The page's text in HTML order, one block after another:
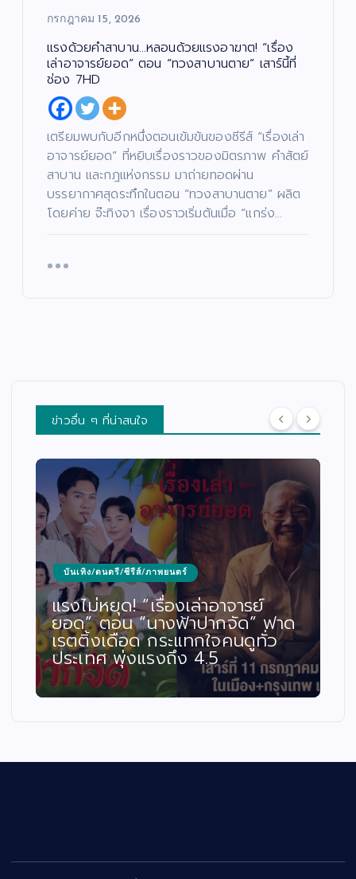
กรกฎาคม 15, 2026
แรงด้วยคำสาบาน…หลอนด้วยแรงอาฆาต! “เรื่อง
เล่าอาจารย์ยอด” ตอน “ทวงสาบานตาย” เสาร์นี้ที่
ช่อง 7HD
เตรียมพบกับอีกหนึ่งตอนเข้มข้นของซีรีส์ “เรื่องเล่า
อาจารย์ยอด” ที่หยิบเรื่องราวของมิตรภาพ คำสัตย์
สาบาน และกฎแห่งกรรม มาถ่ายทอดผ่าน
บรรยากาศสุดระทึกในตอน “ทวงสาบานตาย” ผลิต
โดยค่าย จ๊ะทิงจา เรื่องราวเริ่มต้นเมื่อ “แกร่ง…
ข่าวอื่น ๆ ที่น่าสนใจ
บันเทิง/ดนตรี/ซีรีส์/ภาพยนตร์
แรงไม่หยุด! “เรื่องเล่าอาจารย์
ยอด” ตอน “นางฟ้าปากจัด” ฟาด
เรตติ้งเดือด กระแทกใจคนดูทั่ว
ประเทศ พุ่งแรงถึง 4.5